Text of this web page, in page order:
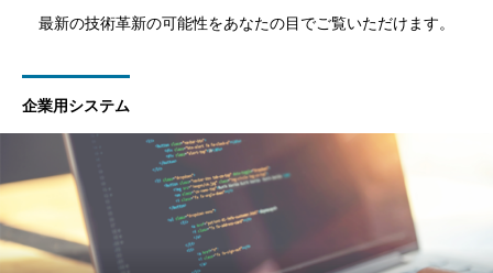
最新の技術革新の可能性をあなたの目でご覧いただけます。
企業用システム